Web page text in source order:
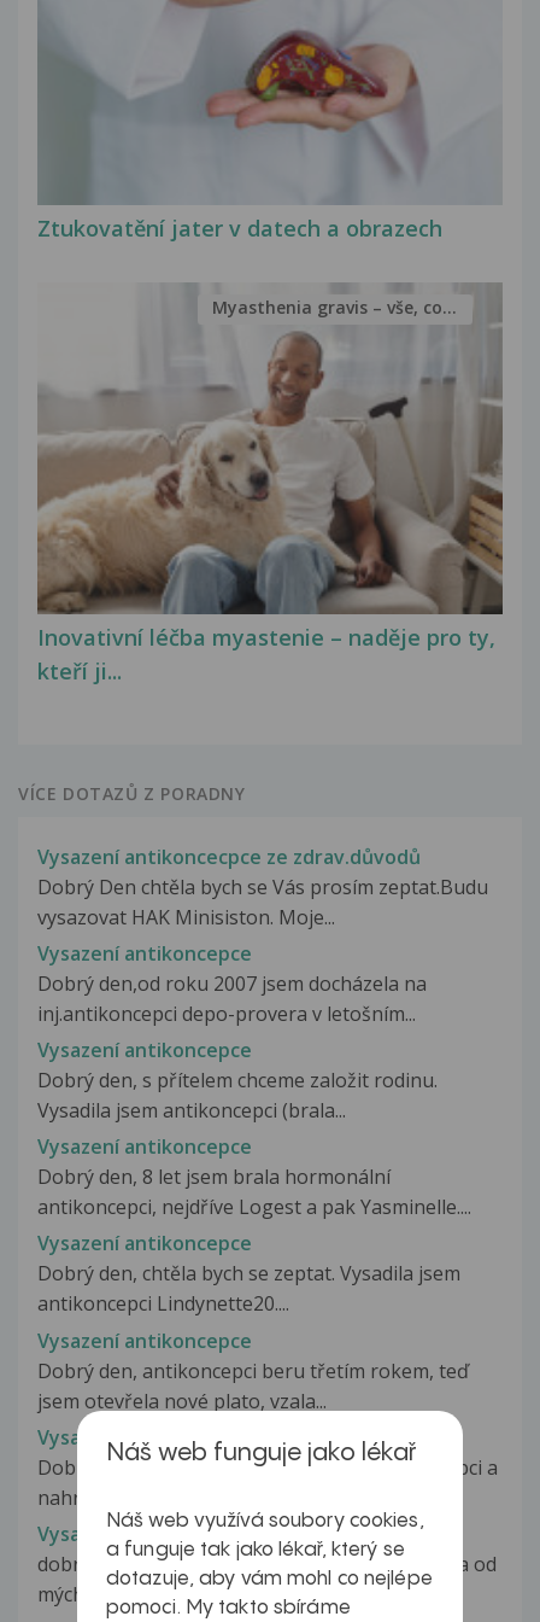
Ztukovatění jater v datech a obrazech
Inovativní léčba myastenie – naděje pro ty,
kteří ji...
Myasthenia gravis – vše, co...
VÍCE DOTAZŮ Z PORADNY
Vysazení antikoncecpce ze zdrav.důvodů
Dobrý Den chtěla bych se Vás prosím zeptat.Budu
vysazovat HAK Minisiston. Moje...
Vysazení antikoncepce
Dobrý den,od roku 2007 jsem docházela na
inj.antikoncepci depo-provera v letošním...
Vysazení antikoncepce
Dobrý den, s přítelem chceme založit rodinu.
Vysadila jsem antikoncepci (brala...
Vysazení antikoncepce
Dobrý den, 8 let jsem brala hormonální
antikoncepci, nejdříve Logest a pak Yasminelle....
Vysazení antikoncepce
Dobrý den, chtěla bych se zeptat. Vysadila jsem
antikoncepci Lindynette20....
Vysazení antikoncepce
Dobrý den, antikoncepci beru třetím rokem, teď
jsem otevřela nové plato, vzala...
Vysazení antikoncepce
Dobrý den, rozhodla jsem se vysadit antikoncepci a
nahradit ji nehormonální...
Vysazeni antikoncepce
dobrý den, je mi 26 let a antikoncepci jsem brala od
mých 16ti. V červnu jsem...
Náš web funguje jako lékař
Náš web využívá soubory cookies,
a funguje tak jako lékař, který se
dotazuje, aby vám mohl co nejlépe
pomoci. My takto sbíráme